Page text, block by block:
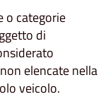
o categorie
di
elencate nella
veicolo.